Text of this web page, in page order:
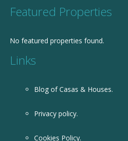
Featured Properties
No featured properties found.
Links
Blog of Casas & Houses.
Privacy policy.
Cookies Policy.